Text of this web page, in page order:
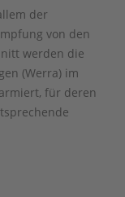
der
von den
werden die
(Werra) im
für deren